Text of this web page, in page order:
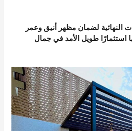
النهائية لضمان مظهر أنيق وعمر
استثمارًا طويل الأمد في جمال